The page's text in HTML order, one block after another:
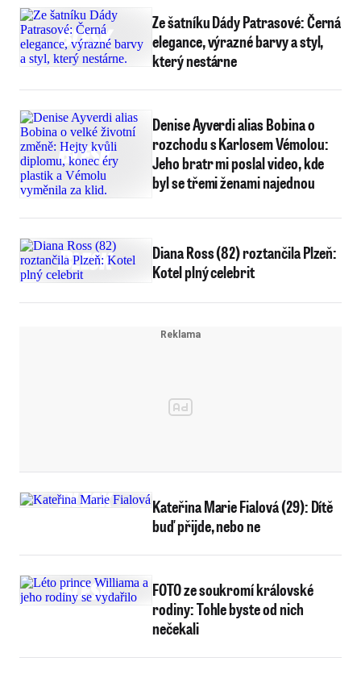
Ze šatníku Dády Patrasové: Černá
elegance, výrazné barvy a styl,
který nestárne
Denise Ayverdi alias Bobina o
rozchodu s Karlosem Vémolou:
Jeho bratr mi poslal video, kde
byl se třemi ženami najednou
Diana Ross (82) roztančila Plzeň:
Kotel plný celebrit
Kateřina Marie Fialová (29): Dítě
buď přijde, nebo ne
FOTO ze soukromí královské
rodiny: Tohle byste od nich
nečekali